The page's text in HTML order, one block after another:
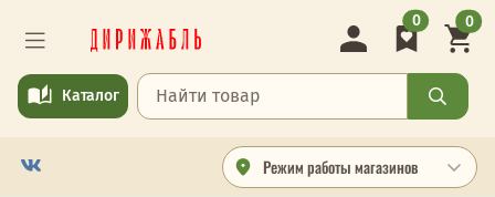
Режим работы магазинов
Каталог
0 0